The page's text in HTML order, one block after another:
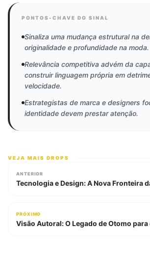
PONTOS-CHAVE DO SINAL
Sinaliza uma mudança estrutural na
originalidade e profundidade na moda.
Relevância competitiva advém da
construir linguagem própria em
velocidade.
Estrategistas de marca e designers
identidade devem prestar atenção.
VEJA MAIS DROPS
ANTERIOR
Tecnologia e Design: A Nova Fronteira
PRÓXIMO
Visão Autoral: O Legado de Otomo para